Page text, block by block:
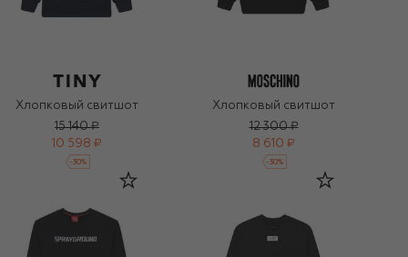
Хлопковый свитшот
15 140 ₽
10 598 ₽
-30%
Хлопковый свитшот
12 300 ₽
8 610 ₽
-30%